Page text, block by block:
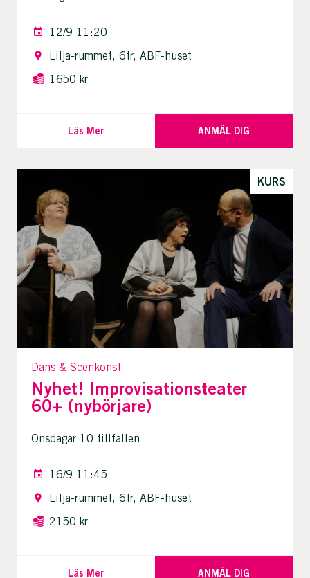
12/9 11:20
Lilja-rummet, 6tr, ABF-huset
1650 kr
Läs Mer ANMÄL DIG
KURS
Dans & Scenkonst
Nyhet! Improvisationsteater
60+ (nybörjare)
Onsdagar 10 tillfällen
16/9 11:45
Lilja-rummet, 6tr, ABF-huset
2150 kr
Läs Mer ANMÄL DIG